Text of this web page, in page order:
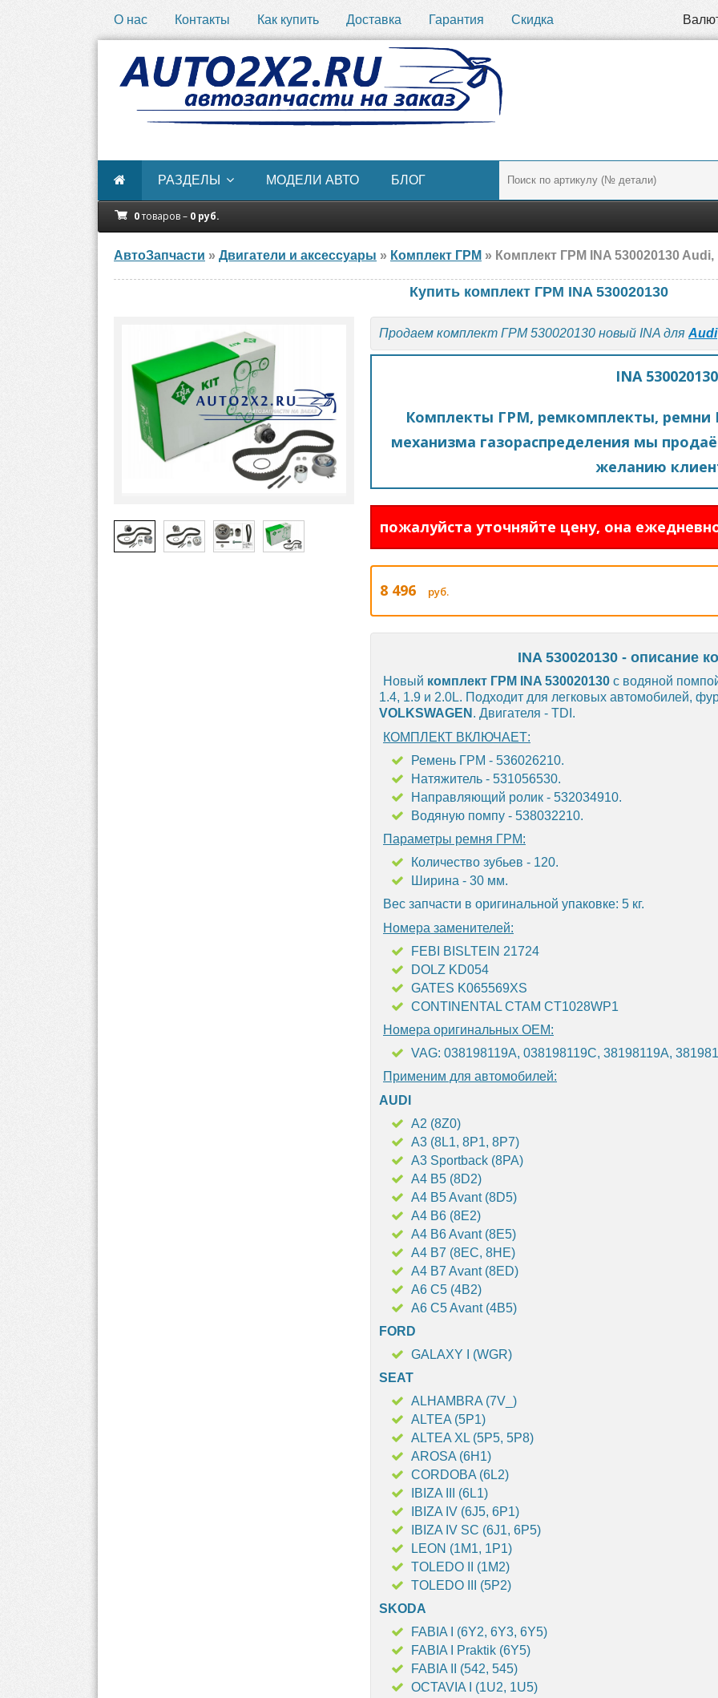
О нас Контакты Как купить Доставка Гарантия Скидка
РАЗДЕЛЫ МОДЕЛИ АВТО БЛОГ
0товаров – 0 руб.
АвтоЗапчасти » Двигатели и аксессуары » Комплект ГРМ » Комплект ГРМ INA 530020130
Купить комплект ГРМ INA 530020130
Продаем комплект ГРМ 530020130 новый INA для Audi
INA 530020130
Комплекты ГРМ, ремкомплекты, ремни
механизма газораспределения мы
желанию
пожалуйста уточняйте цену, она
8 496 руб.
INA 530020130 - описание
Новый комплект ГРМ INA 530020130 с водяной
1.4, 1.9 и 2.0L. Подходит для легковых автомобилей,
VOLKSWAGEN . Двигателя - TDI.
КОМПЛЕКТ ВКЛЮЧАЕТ:
Ремень ГРМ - 536026210.
Натяжитель - 531056530.
Направляющий ролик - 532034910.
Водяную помпу - 538032210.
Параметры ремня ГРМ:
Количество зубьев - 120.
Ширина - 30 мм.
Вес запчасти в оригинальной упаковке: 5 кг.
Номера заменителей:
FEBI BISLTEIN 21724
DOLZ KD054
GATES K065569XS
CONTINENTAL CTAM CT1028WP1
Номера оригинальных OEM:
VAG: 038198119A, 038198119C, 38198119A,
Применим для автомобилей:
AUDI
A2 (8Z0)
A3 (8L1, 8P1, 8P7)
A3 Sportback (8PA)
A4 B5 (8D2)
A4 B5 Avant (8D5)
A4 B6 (8E2)
A4 B6 Avant (8E5)
A4 B7 (8EC, 8HE)
A4 B7 Avant (8ED)
A6 C5 (4B2)
A6 C5 Avant (4B5)
FORD
GALAXY I (WGR)
SEAT
ALHAMBRA (7V_)
ALTEA (5P1)
ALTEA XL (5P5, 5P8)
AROSA (6H1)
CORDOBA (6L2)
IBIZA III (6L1)
IBIZA IV (6J5, 6P1)
IBIZA IV SC (6J1, 6P5)
LEON (1M1, 1P1)
TOLEDO II (1M2)
TOLEDO III (5P2)
SKODA
FABIA I (6Y2, 6Y3, 6Y5)
FABIA I Praktik (6Y5)
FABIA II (542, 545)
OCTAVIA I (1U2, 1U5)